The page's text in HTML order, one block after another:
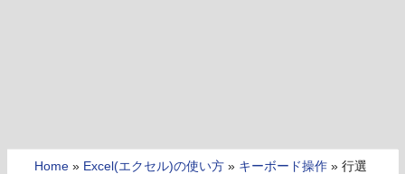
Home » Excel(エクセル)の使い方 » キーボード操作 » 行選